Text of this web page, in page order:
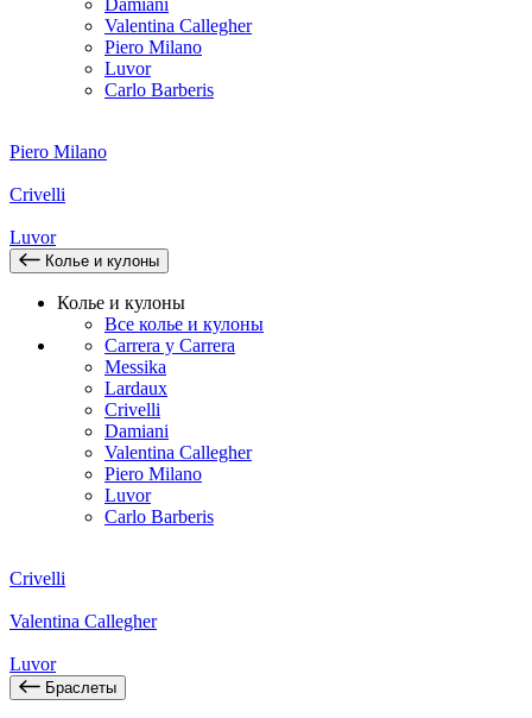
Damiani
Valentina Callegher
Piero Milano
Luvor
Carlo Barberis
Piero Milano
Crivelli
Luvor
Колье и кулоны
Колье и кулоны
Все колье и кулоны
Carrera y Carrera
Messika
Lardaux
Crivelli
Damiani
Valentina Callegher
Piero Milano
Luvor
Carlo Barberis
Crivelli
Valentina Callegher
Luvor
Браслеты